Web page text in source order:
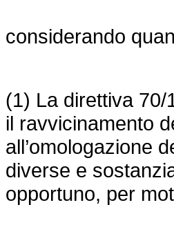
considerando
(1) La direttiva 70/
il ravvicinamento
all’omologazione
diverse e
opportuno, per